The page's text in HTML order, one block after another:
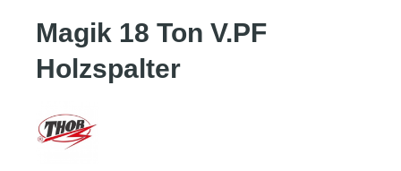
Magik 18 Ton V.PF
Holzspalter